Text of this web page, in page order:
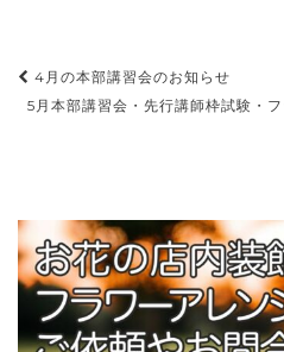
投稿ナビゲーシ
4月の本部講習会のお知らせ
5月本部講習会・先行講師枠試験・